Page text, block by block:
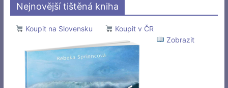
Nejnovější tištěná kniha
Koupit na Slovensku
Koupit v ČR
Zobrazit